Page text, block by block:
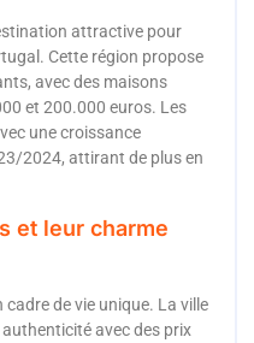
attractive pour
Cette région propose
avec des maisons
et 200.000 euros. Les
une croissance
2024, attirant de plus en
et leur charme
cadre de vie unique. La ville
avec des prix